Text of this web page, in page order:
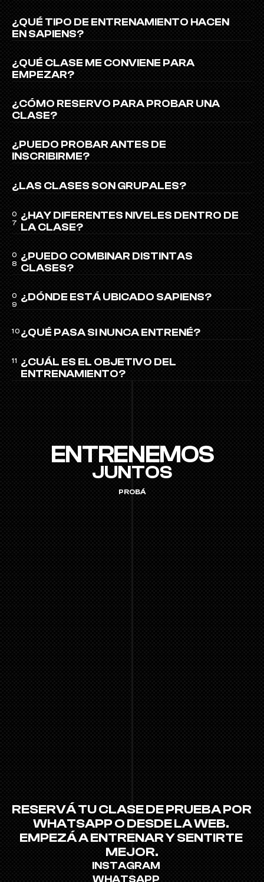
¿QUÉ TIPO DE ENTRENAMIENTO HACEN
EN SAPIENS?
¿QUÉ CLASE ME CONVIENE PARA
EMPEZAR?
¿CÓMO RESERVO PARA PROBAR UNA
CLASE?
¿PUEDO PROBAR ANTES DE
INSCRIBIRME?
¿LAS CLASES SON GRUPALES?
0
7
¿HAY DIFERENTES NIVELES DENTRO DE
LA CLASE?
0
8
¿PUEDO COMBINAR DISTINTAS
CLASES?
0
9
¿DÓNDE ESTÁ UBICADO SAPIENS?
10 ¿QUÉ PASA SI NUNCA ENTRENÉ?
11 ¿CUÁL ES EL OBJETIVO DEL
ENTRENAMIENTO?
ENTRENEMOS
JUNTOS
PROBÁ
RESERVÁ TU CLASE DE PRUEBA POR
WHATSAPP O DESDE LA WEB.
EMPEZÁ A ENTRENAR Y SENTIRTE
MEJOR.
INSTAGRAM
WHATSAPP